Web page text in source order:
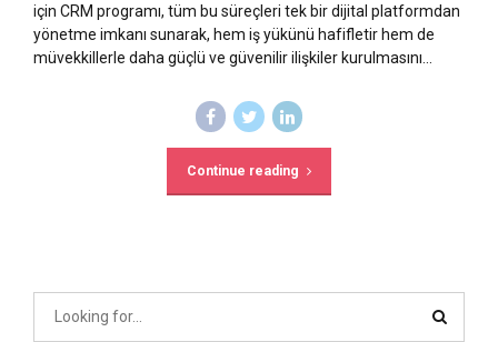
için CRM programı, tüm bu süreçleri tek bir dijital platformdan
yönetme imkanı sunarak, hem iş yükünü hafifletir hem de
müvekkillerle daha güçlü ve güvenilir ilişkiler kurulmasını...
Continue reading